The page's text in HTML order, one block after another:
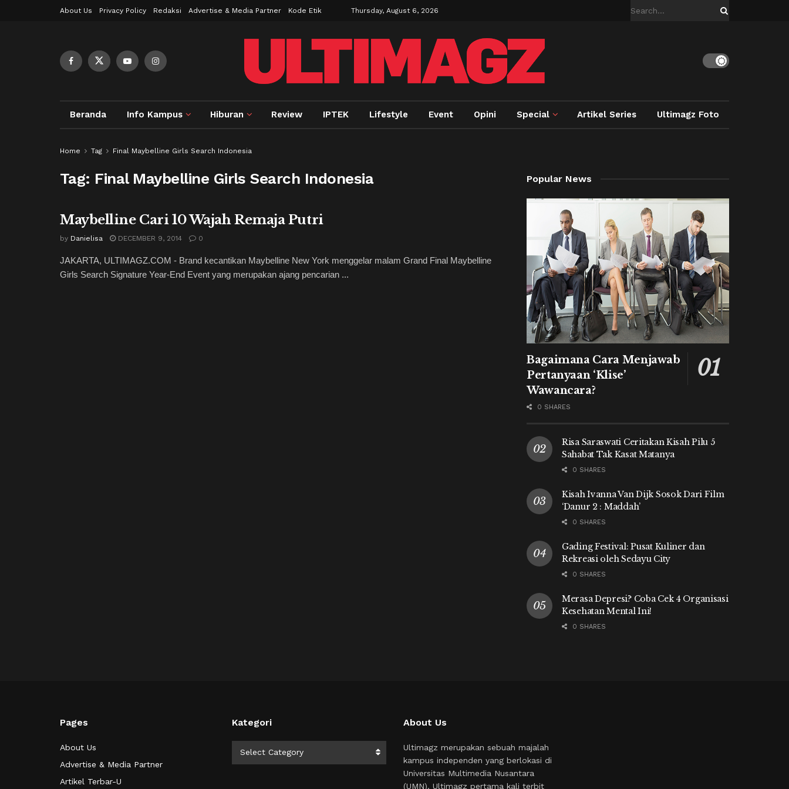
About Us Privacy Policy Redaksi Advertise & Media Partner Kode Etik Thursday, August 6, 2026
Beranda Info Kampus Hiburan Review IPTEK Lifestyle Event Opini Special Artikel Series Ultimagz Foto
Home Tag Final Maybelline Girls Search Indonesia
Tag: Final Maybelline Girls Search Indonesia
Maybelline Cari 10 Wajah Remaja Putri
by Danielisa DECEMBER 9, 2014 0
JAKARTA, ULTIMAGZ.COM - Brand kecantikan Maybelline New York menggelar malam Grand Final Maybelline
Girls Search Signature Year-End Event yang merupakan ajang pencarian ...
Popular News
Bagaimana Cara Menjawab
Pertanyaan ‘Klise’
Wawancara?
0 SHARES
Risa Saraswati Ceritakan Kisah Pilu 5
Sahabat Tak Kasat Matanya
0 SHARES
Kisah Ivanna Van Dijk Sosok Dari Film
‘Danur 2 : Maddah’
0 SHARES
Gading Festival: Pusat Kuliner dan
Rekreasi oleh Sedayu City
0 SHARES
Merasa Depresi? Coba Cek 4 Organisasi
Kesehatan Mental Ini!
0 SHARES
Pages
About Us
Advertise & Media Partner
Artikel Terbar-U
Kategori
Select Category
About Us
Ultimagz merupakan sebuah majalah
kampus independen yang berlokasi di
Universitas Multimedia Nusantara
(UMN). Ultimagz pertama kali terbit